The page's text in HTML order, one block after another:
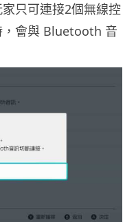
只可連接2個無線控
，會與 Bluetooth 音